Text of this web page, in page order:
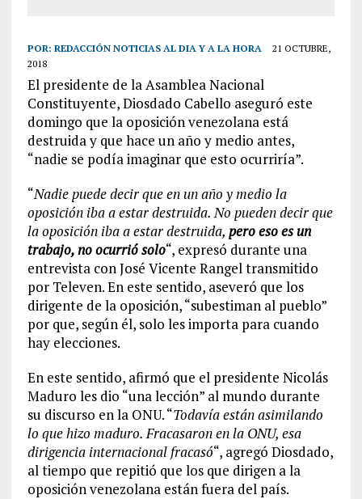
POR: REDACCIÓN NOTICIAS AL DIA Y A LA HORA
21 OCTUBRE,
2018
El presidente de la Asamblea Nacional
Constituyente, Diosdado Cabello aseguró este
domingo que la oposición venezolana está
destruida y que hace un año y medio antes,
“nadie se podía imaginar que esto ocurriría”.
“Nadie puede decir que en un año y medio la
oposición iba a estar destruida. No pueden decir que
la oposición iba a estar destruida, pero eso es un
trabajo, no ocurrió solo“, expresó durante una
entrevista con José Vicente Rangel transmitido
por Televen. En este sentido, aseveró que los
dirigente de la oposición, “subestiman al pueblo”
por que, según él, solo les importa para cuando
hay elecciones.
En este sentido, afirmó que el presidente Nicolás
Maduro les dio “una lección” al mundo durante
su discurso en la ONU. “Todavía están asimilando
lo que hizo maduro. Fracasaron en la ONU, esa
dirigencia internacional fracasó“, agregó Diosdado,
al tiempo que repitió que los que dirigen a la
oposición venezolana están fuera del país.